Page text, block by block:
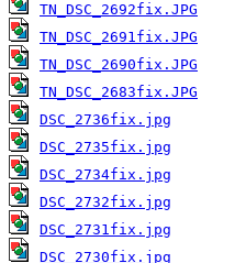
TN_DSC_2692fix.JPG
TN_DSC_2691fix.JPG
TN_DSC_2690fix.JPG
TN_DSC_2683fix.JPG
DSC_2736fix.jpg
DSC_2735fix.jpg
DSC_2734fix.jpg
DSC_2732fix.jpg
DSC_2731fix.jpg
DSC_2730fix.jpg